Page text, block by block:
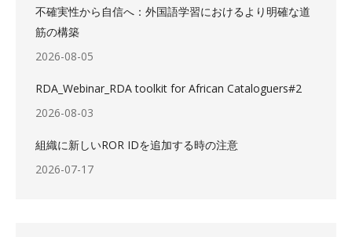
不確実性から自信へ：外国語学習におけるより明確な道
筋の構築
2026-08-05
RDA_Webinar_RDA toolkit for African Cataloguers#2
2026-08-03
組織に新しいROR IDを追加する時の注意
2026-07-17